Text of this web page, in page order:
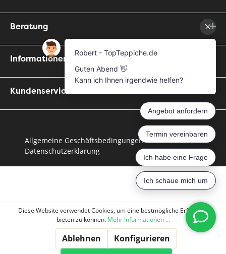
Beratung
Informationen
Kundenservice
Allgemeine Geschäftsbedingungen
Datenschutzerklärung
Diese Website verwendet Cookies, um eine bestmögliche Erfahrung
bieten zu können. Mehr Informationen ...
Ablehnen
Konfigurieren